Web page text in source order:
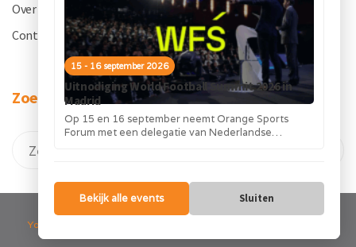
15 - 16 september 2026
Uitnodiging World Football Summit 2026 in
Madrid
Op 15 en 16 september neemt Orange Sports
Forum met een delegatie van Nederlandse
Bekijk alle events Sluiten
Over OSF
Contact
Zoeken
Your Connection to the Global Sports Industry. -